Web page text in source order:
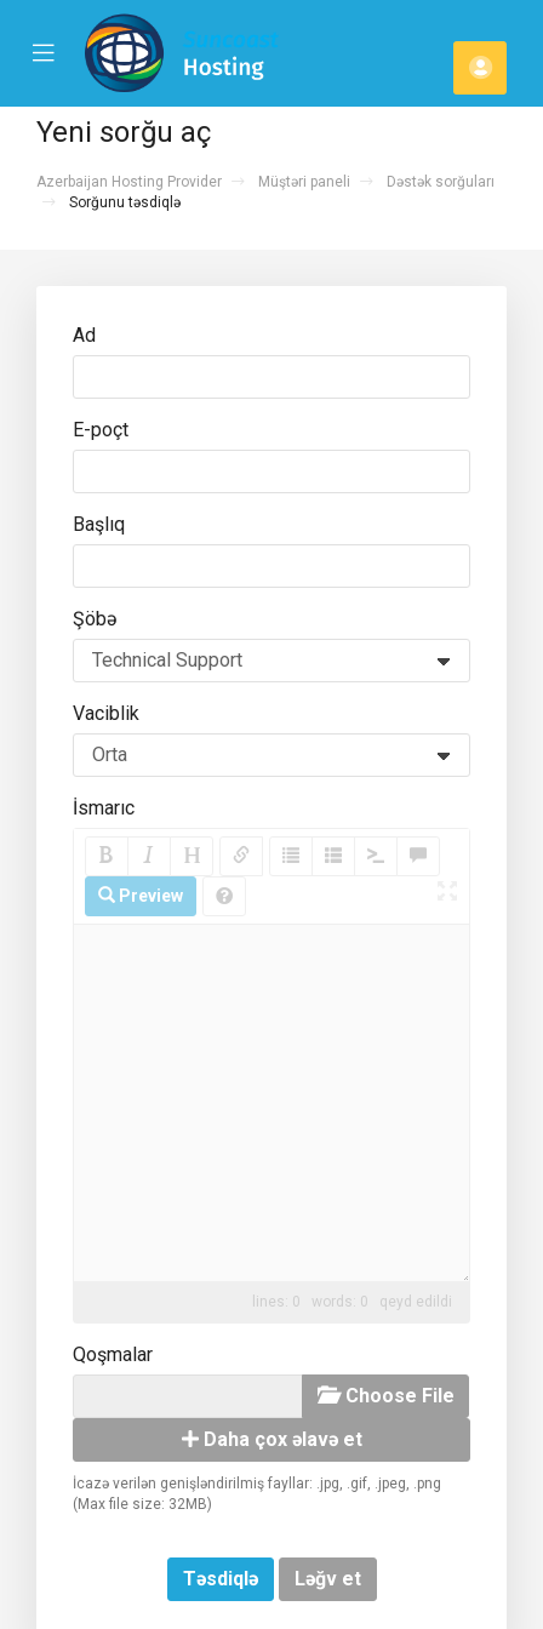
Mobile
Menu
Yeni sorğu aç
Azerbaijan Hosting Provider Müştəri paneli
Dəstək sorğuları
Sorğunu təsdiqlə
Ad
E-poçt
Başlıq
Şöbə
Vaciblik
İsmarıc
Preview
lines: 0 words: 0 qeyd edildi
Qoşmalar
Choose File
Daha çox əlavə et
İcazə verilən genişləndirilmiş fayllar: .jpg, .gif, .jpeg, .png
(Max file size: 32MB)
Ləğv et